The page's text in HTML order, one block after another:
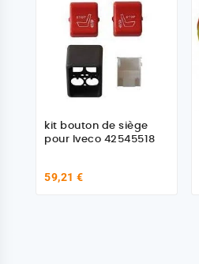
kit bouton de siège
pour Iveco 42545518
59,21 €